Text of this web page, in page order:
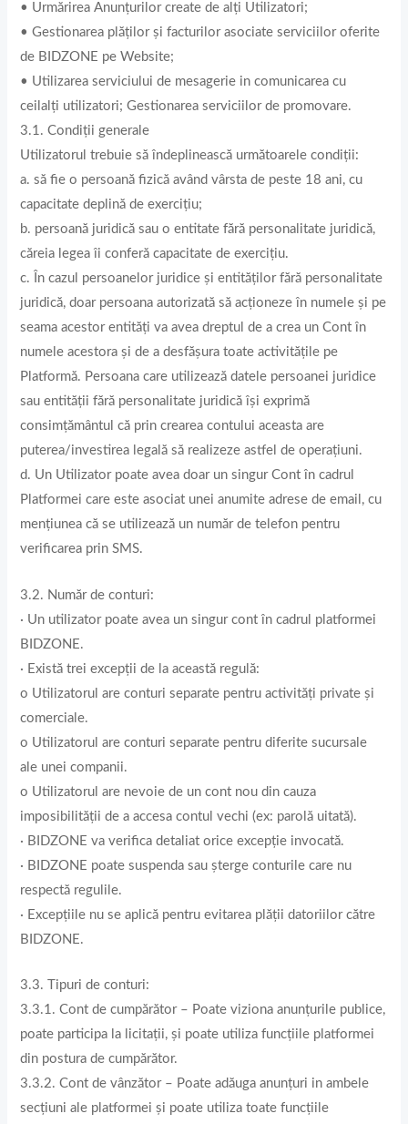
• Urmărirea Anunțurilor create de alți Utilizatori;
• Gestionarea plăților și facturilor asociate serviciilor oferite
de BIDZONE pe Website;
• Utilizarea serviciului de mesagerie in comunicarea cu
ceilalți utilizatori; Gestionarea serviciilor de promovare.
3.1. Condiții generale
Utilizatorul trebuie să îndeplinească următoarele condiții:
a. să fie o persoană fizică având vârsta de peste 18 ani, cu
capacitate deplină de exercițiu;
b. persoană juridică sau o entitate fără personalitate juridică,
căreia legea îi conferă capacitate de exercițiu.
c. În cazul persoanelor juridice și entităților fără personalitate
juridică, doar persoana autorizată să acționeze în numele și pe
seama acestor entități va avea dreptul de a crea un Cont în
numele acestora și de a desfășura toate activitățile pe
Platformă. Persoana care utilizează datele persoanei juridice
sau entității fără personalitate juridică își exprimă
consimțământul că prin crearea contului aceasta are
puterea/investirea legală să realizeze astfel de operațiuni.
d. Un Utilizator poate avea doar un singur Cont în cadrul
Platformei care este asociat unei anumite adrese de email, cu
mențiunea că se utilizează un număr de telefon pentru
verificarea prin SMS.
3.2. Număr de conturi:
· Un utilizator poate avea un singur cont în cadrul platformei
BIDZONE.
· Există trei excepții de la această regulă:
o Utilizatorul are conturi separate pentru activități private și
comerciale.
o Utilizatorul are conturi separate pentru diferite sucursale
ale unei companii.
o Utilizatorul are nevoie de un cont nou din cauza
imposibilității de a accesa contul vechi (ex: parolă uitată).
· BIDZONE va verifica detaliat orice excepție invocată.
· BIDZONE poate suspenda sau șterge conturile care nu
respectă regulile.
· Excepțiile nu se aplică pentru evitarea plății datoriilor către
BIDZONE.
3.3. Tipuri de conturi:
3.3.1. Cont de cumpărător – Poate viziona anunţurile publice,
poate participa la licitaţii, și poate utiliza funcţiile platformei
din postura de cumpărător.
3.3.2. Cont de vânzător – Poate adăuga anunţuri in ambele
secţiuni ale platformei și poate utiliza toate funcţiile